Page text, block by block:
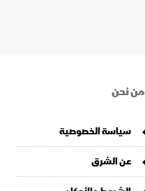
من نحن
سياسة الخصوصية
عن الشرق